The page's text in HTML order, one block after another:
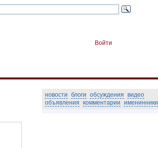
Войти
новости блоги обсуждения видео
объявления комментарии именинники